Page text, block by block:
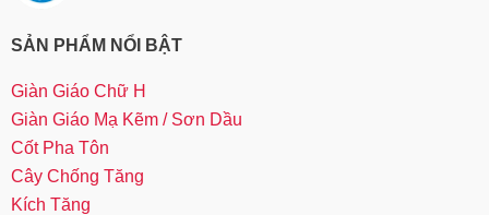
SẢN PHẨM NỔI BẬT
Giàn Giáo Chữ H
Giàn Giáo Mạ Kẽm / Sơn Dầu
Cốt Pha Tôn
Cây Chống Tăng
Kích Tăng